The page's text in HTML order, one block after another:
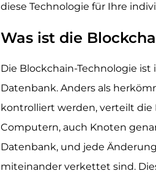
diese Technologie für Ihre
Was ist die
Die Blockchain-Technologie
Datenbank. Anders als
kontrolliert werden, verteilt
Computern, auch Knoten
Datenbank, und jede
miteinander verkettet sind.